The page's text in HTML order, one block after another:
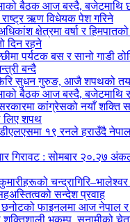
बैठक आज बस्दै,
राष्ट्र ऋण विधेयक पेश गरिने
क्षेत्रमा वर्षा र
दिन रहने
पर्यटक बस र सानो गाडी
बन्दै
फेरि सुधन गुरुङ, आजै शपथको
बैठक आज बस्दै,
कांग्रेसको नयाँ शक्ति
लिए शपथ
१९ रनले हराउँदै
गिरावट : सोमबार २०.२७
कुमारीहरूको चन्द्रागिरि–भालेश्वर
सन्देश प्रवाह
छनोटको फाइनलमा आज नेपाल
शक्तिशाली भूकम्प, सुनामीको